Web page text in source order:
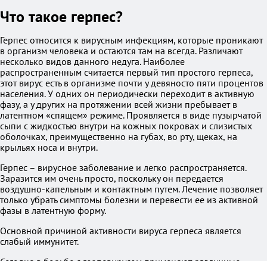
Что такое герпес?
Герпес относится к вирусным инфекциям, которые проникают
в организм человека и остаются там на всегда. Различают
несколько видов данного недуга. Наиболее
распространенным считается первый тип простого герпеса,
этот вирус есть в организме почти у девяносто пяти процентов
населения. У одних он периодически переходит в активную
фазу, а у других на протяжении всей жизни пребывает в
латентном «спящем» режиме. Проявляется в виде пузырчатой
сыпи с жидкостью внутри на кожных покровах и слизистых
оболочках, преимущественно на губах, во рту, щеках, на
крыльях носа и внутри.
Герпес – вирусное заболевание и легко распространяется.
Заразится им очень просто, поскольку он передается
воздушно-капельным и контактным путем. Лечение позволяет
только убрать симптомы болезни и перевести ее из активной
фазы в латентную форму.
Основной причиной активности вируса герпеса является
слабый иммунитет.